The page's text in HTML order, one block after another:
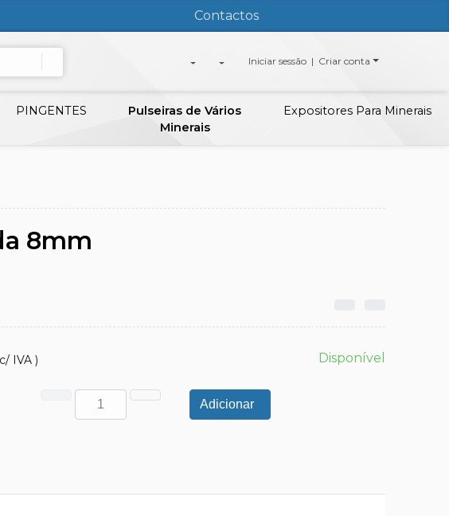
Contactos
Iniciar sessão | Criar conta
PINGENTES
Pulseiras de Vários
Minerais
Expositores Para Minerais
8mm
IVA ) Disponível
Adicionar